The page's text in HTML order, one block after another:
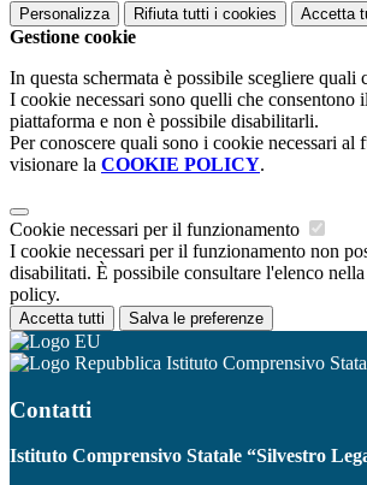
Personalizza Rifiuta tutti i cookies Accetta
Gestione cookie
In questa schermata è possibile scegliere quali
I cookie necessari sono quelli che consentono
piattaforma e non è possibile disabilitarli.
Per conoscere quali sono i cookie necessari al
visionare la COOKIE POLICY.
Cookie necessari per il funzionamento
I cookie necessari per il funzionamento non
disabilitati. È possibile consultare l'elenco
policy.
Accetta tutti Salva le preferenze
Istituto Comprensivo
Contatti
Istituto Comprensivo Statale “Silvestro